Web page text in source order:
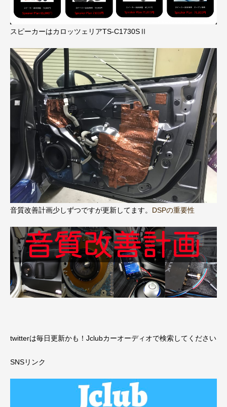
スピーカーはカロッツェリアTS-C1730SⅡ
音質改善計画少しずつですが更新してます。 DSPの重要性
twitterは毎日更新かも！Jclubカーオーディオで検索してください
SNSリンク